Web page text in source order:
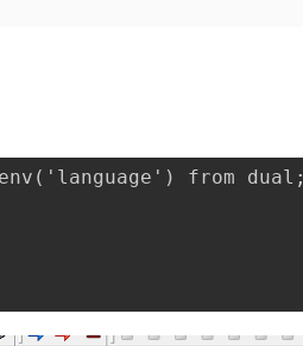
from dual;